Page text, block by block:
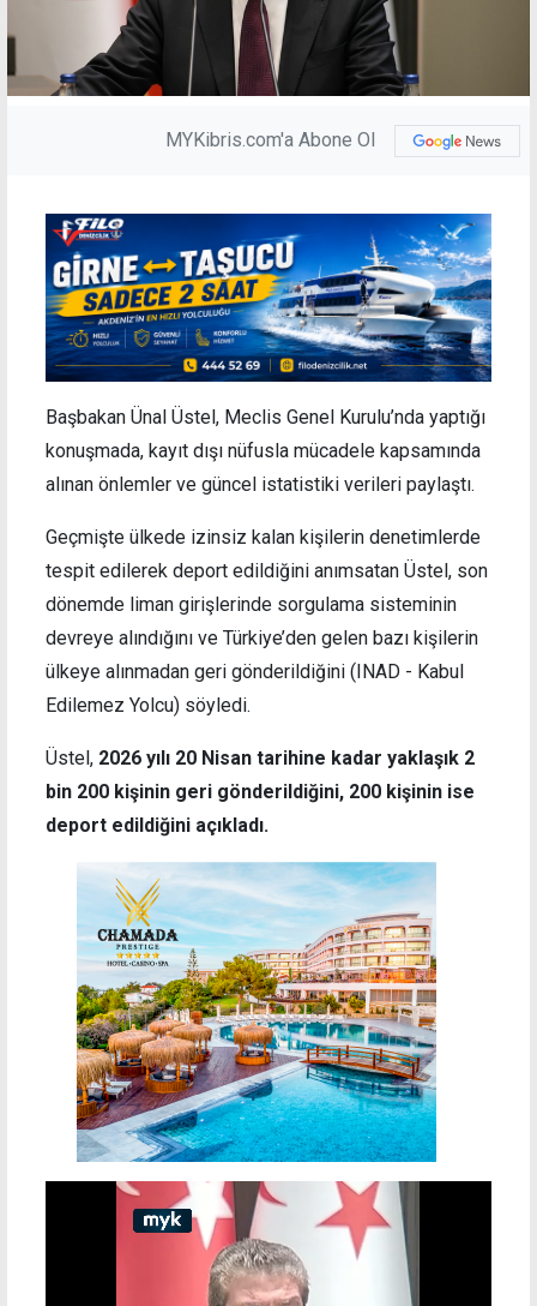
MYKibris.com'a Abone Ol
Başbakan Ünal Üstel, Meclis Genel Kurulu’nda yaptığı
konuşmada, kayıt dışı nüfusla mücadele kapsamında
alınan önlemler ve güncel istatistiki verileri paylaştı.
Geçmişte ülkede izinsiz kalan kişilerin denetimlerde
tespit edilerek deport edildiğini anımsatan Üstel, son
dönemde liman girişlerinde sorgulama sisteminin
devreye alındığını ve Türkiye’den gelen bazı kişilerin
ülkeye alınmadan geri gönderildiğini (INAD - Kabul
Edilemez Yolcu) söyledi.
Üstel, 2026 yılı 20 Nisan tarihine kadar yaklaşık 2
bin 200 kişinin geri gönderildiğini, 200 kişinin ise
deport edildiğini açıkladı.